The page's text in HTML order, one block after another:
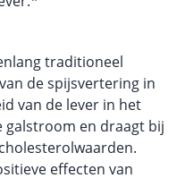
traditioneel
de spijsvertering in
van de lever in het
en draagt bij
effecten van